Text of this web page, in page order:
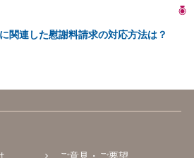
関連した慰謝料請求の対応方法は？